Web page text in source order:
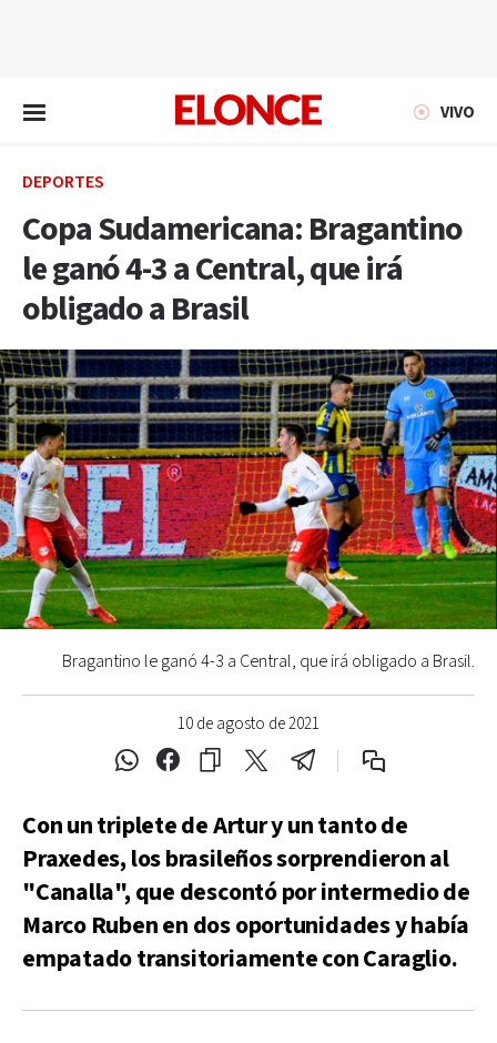
VIVO
DEPORTES
Copa Sudamericana: Bragantino
le ganó 4-3 a Central, que irá
obligado a Brasil
10 de agosto de 2021
Bragantino le ganó 4-3 a Central, que irá obligado a Brasil.
Con un triplete de Artur y un tanto de
Praxedes, los brasileños sorprendieron al
"Canalla", que descontó por intermedio de
Marco Ruben en dos oportunidades y había
empatado transitoriamente con Caraglio.